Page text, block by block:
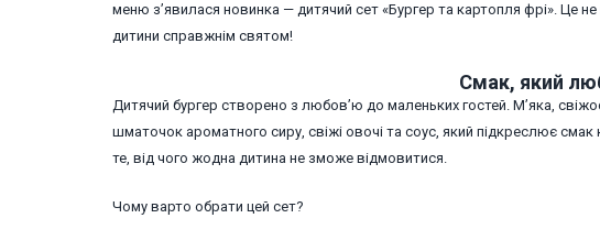
меню з’явилася новинка — дитячий сет «Бургер та картопля фрі». Це
дитини справжнім святом!
Смак, який
Дитячий бургер створено з любов’ю до маленьких гостей. М’яка,
шматочок ароматного сиру, свіжі овочі та соус, який підкреслює смак
те, від чого жодна дитина не зможе відмовитися.
Чому варто обрати цей сет?